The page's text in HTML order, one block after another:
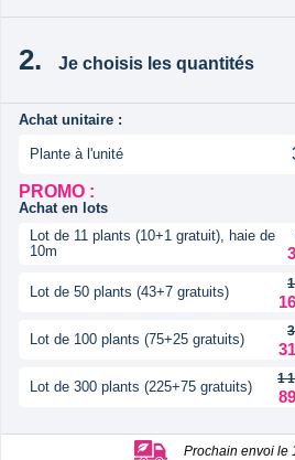
Je choisis les quantités
Achat unitaire :
Plante à l'unité
PROMO :
Achat en lots
Lot de 11 plants (10+1 gratuit), haie de
10m
Lot de 50 plants (43+7 gratuits)
Lot de 100 plants (75+25 gratuits)
Lot de 300 plants (225+75 gratuits) 1
Prochain envoi le